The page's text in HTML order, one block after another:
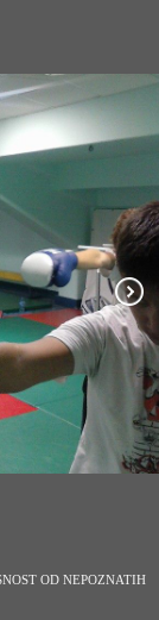
OD NEPOZNATIH